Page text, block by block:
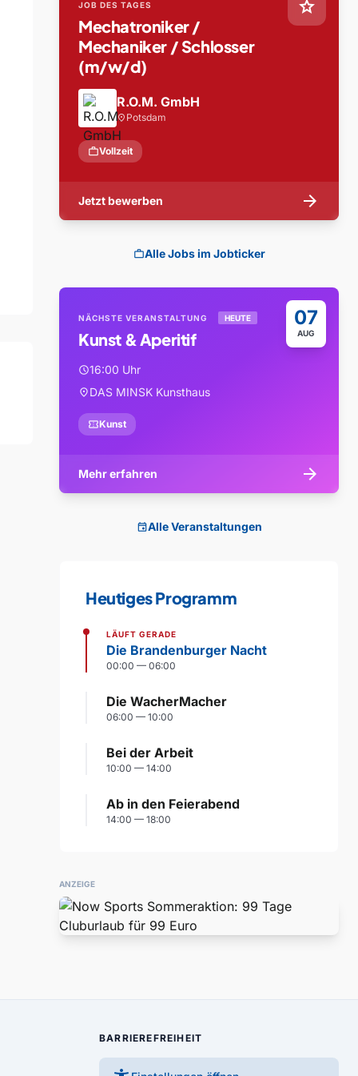
star
JOB DES TAGES
Mechatroniker /
Mechaniker / Schlosser
(m/w/d)
R.O.M. GmbH
location_on Potsdam
workVollzeit
Jetzt bewerben arrow_forward
workAlle Jobs im Jobticker
07
AUG
NÄCHSTE VERANSTALTUNG HEUTE
Kunst & Aperitif
schedule16:00 Uhr
location_onDAS MINSK Kunsthaus
confirmation_numberKunst
Mehr erfahren arrow_forward
eventAlle Veranstaltungen
Heutiges Programm
LÄUFT GERADE
Die Brandenburger Nacht
00:00 — 06:00
Die WacherMacher
06:00 — 10:00
Bei der Arbeit
10:00 — 14:00
Ab in den Feierabend
14:00 — 18:00
ANZEIGE
BARRIEREFREIHEIT